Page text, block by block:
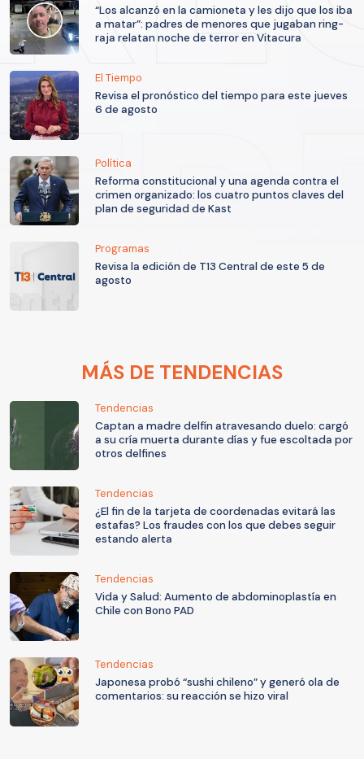
“Los alcanzó en la camioneta y les dijo que los iba
a matar”: padres de menores que jugaban ring-
raja relatan noche de terror en Vitacura
El Tiempo
Revisa el pronóstico del tiempo para este jueves
6 de agosto
Política
Reforma constitucional y una agenda contra el
crimen organizado: los cuatro puntos claves del
plan de seguridad de Kast
Programas
Revisa la edición de T13 Central de este 5 de
agosto
MÁS DE TENDENCIAS
Tendencias
Captan a madre delfín atravesando duelo: cargó
a su cría muerta durante días y fue escoltada por
otros delfines
Tendencias
¿El fin de la tarjeta de coordenadas evitará las
estafas? Los fraudes con los que debes seguir
estando alerta
Tendencias
Vida y Salud: Aumento de abdominoplastía en
Chile con Bono PAD
Tendencias
Japonesa probó “sushi chileno” y generó ola de
comentarios: su reacción se hizo viral